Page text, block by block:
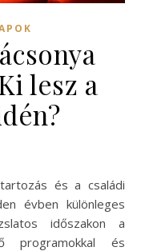
lesz a
évben különleges
időszakon a
programokkal és